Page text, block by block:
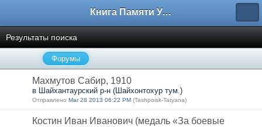
Книга Памяти Узбекистана
Результаты поиска
Форумы
Махмутов Сабир, 1910
в Шайхантаурский р-н (Шайхонтохур тум.)
Отправлено Mar 28 2013 06:22 PM (Tashpoisk-Tatyana)
Костин Иван Иванович (медаль «За боевые